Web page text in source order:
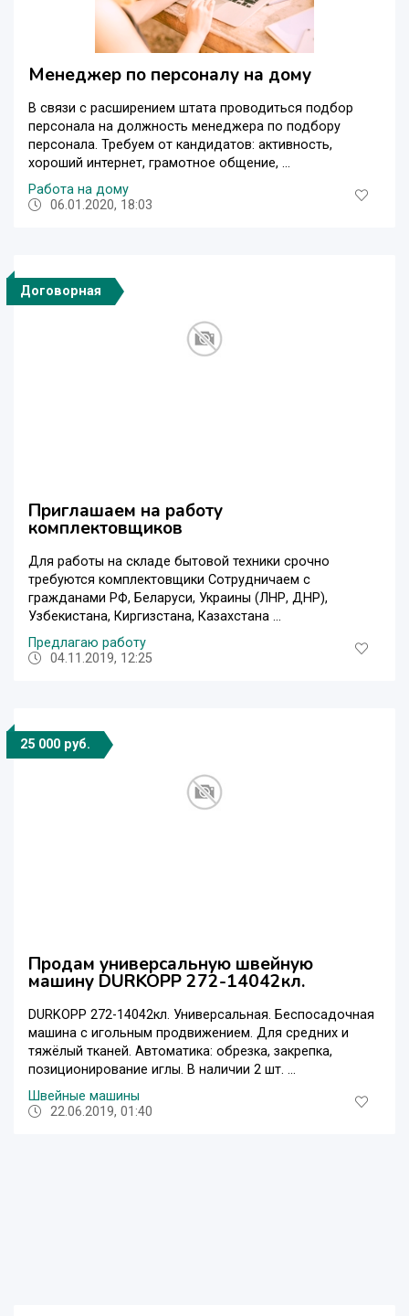
Менеджер по персоналу на дому
В связи с расширением штата проводиться подбор
персонала на должность менеджера по подбору
персонала. Требуем от кандидатов: активность,
хороший интернет, грамотное общение, ...
Работа на дому
06.01.2020, 18:03
Договорная
Приглашаем на работу
комплектовщиков
Для работы на складе бытовой техники срочно
требуются комплектовщики Сотрудничаем с
гражданами РФ, Беларуси, Украины (ЛНР, ДНР),
Узбекистана, Киргизстана, Казахстана ...
Предлагаю работу
04.11.2019, 12:25
25 000 руб.
Продам универсальную швейную
машину DURKOPP 272-14042кл.
DURKOPP 272-14042кл. Универсальная. Беспосадочная
машина с игольным продвижением. Для средних и
тяжёлый тканей. Автоматика: обрезка, закрепка,
позиционирование иглы. В наличии 2 шт. ...
Швейные машины
22.06.2019, 01:40